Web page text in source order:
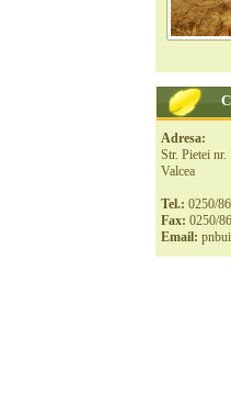
Adresa:
Str. Pietei nr.
Valcea
Tel.: 0250/
Fax: 0250/
Email: